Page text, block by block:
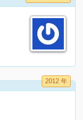
2012 年